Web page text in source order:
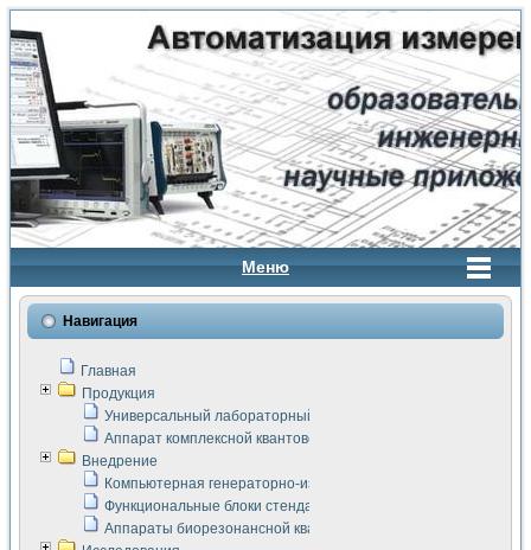
Меню
Навигация
Главная
Продукция
Универсальный лабораторный стенд "Сигнал-USB"
Аппарат комплексной квантовой терапии Интроскан
Внедрение
Компьютерная генераторно-измерительная система
Функциональные блоки стенда "Сигнал-USB"
Аппараты биорезонансной квантовой терапии серии СКАН